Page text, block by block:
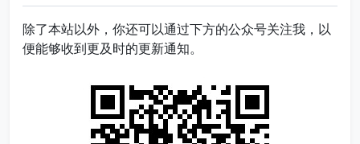
除了本站以外，你还可以通过下方的公众号关注我，以
便能够收到更及时的更新通知。